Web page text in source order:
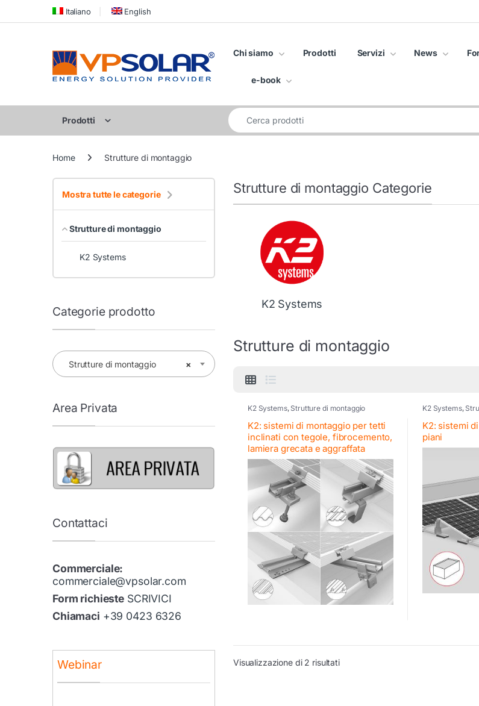
Skip to navigation
Skip to content Italiano English
Chi siamo Prodotti Servizi News
e-book
Prodotti
Cerca per:
Home Strutture di montaggio
Strutture di montaggio Categorie
K2 Systems
Strutture di montaggio
K2 Systems, Strutture di montaggio
K2: sistemi di montaggio per tetti
inclinati con tegole, fibrocemento,
lamiera grecata e aggraffata
K2 Systems,
K2: sistemi
piani
Visualizzazione di 2 risultati
Mostra tutte le categorie
Strutture di montaggio
K2 Systems
Categorie prodotto
×
Strutture di montaggio
Area Privata
Contattaci
Commerciale:
commerciale@vpsolar.com
Form richieste SCRIVICI
Chiamaci +39 0423 6326
Webinar